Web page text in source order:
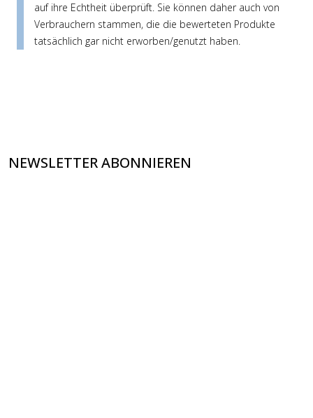
auf ihre Echtheit überprüft. Sie können daher auch von
Verbrauchern stammen, die die bewerteten Produkte
tatsächlich gar nicht erworben/genutzt haben.
NEWSLETTER ABONNIEREN